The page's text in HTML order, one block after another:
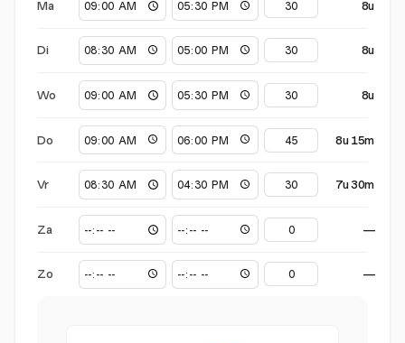
Ma 8u
Di 8u
Wo 8u
Do 8u 15m
Vr 7u 30m
Za —
Zo —